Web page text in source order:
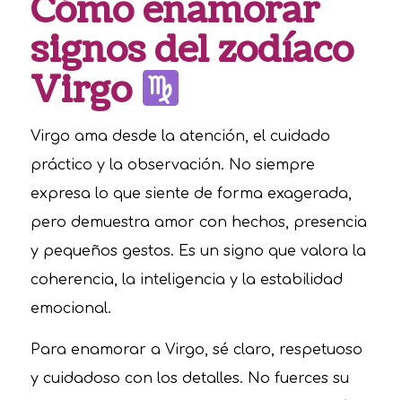
Cómo enamorar
signos del zodíaco
Virgo
Virgo ama desde la atención, el cuidado
práctico y la observación. No siempre
expresa lo que siente de forma exagerada,
pero demuestra amor con hechos, presencia
y pequeños gestos. Es un signo que valora la
coherencia, la inteligencia y la estabilidad
emocional.
Para enamorar a Virgo, sé claro, respetuoso
y cuidadoso con los detalles. No fuerces su